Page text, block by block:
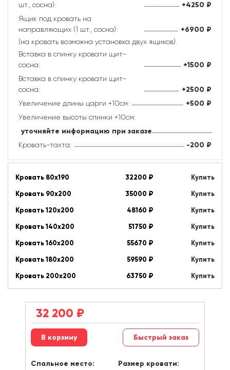
шт., сосна):
+4250 ₽
Ящик под кровать на
направляющих (1 шт., сосна):
+6900 ₽
(на кровать возможна установка двух ящиков).
Вставка в спинку кровати щит-
сосна:
+1500 ₽
Вставка в спинку кровати щит-
сосна:
+2500 ₽
Увеличение длины царги +10см: +500 ₽
Увеличение высоты спинки +10см:
уточняйте информацию при заказе
Кровать-тахта: -200 ₽
Кровать 80х190 32200 ₽
Купить
Кровать 90х200
35000 ₽
Купить
Кровать 120х200
48160 ₽
Купить
Кровать 140х200
51750 ₽
Купить
Кровать 160х200
55670 ₽
Купить
Кровать 180х200
59590 ₽
Купить
Кровать 200х200
63750 ₽ Купить
32 200 ₽
Быстрый заказ
Спальное место: Размер кровати: